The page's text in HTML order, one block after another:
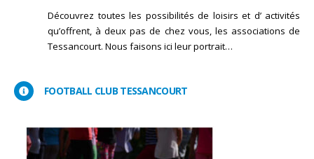
Découvrez toutes les possibilités de loisirs et d’ activités
qu’offrent, à deux pas de chez vous, les associations de
Tessancourt. Nous faisons ici leur portrait…
FOOTBALL CLUB TESSANCOURT